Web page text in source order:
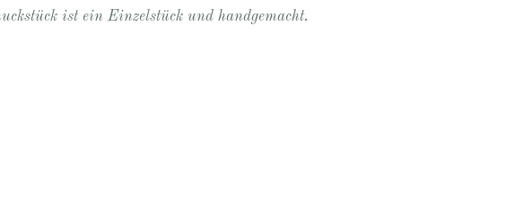
ist ein Einzelstück und handgemacht.